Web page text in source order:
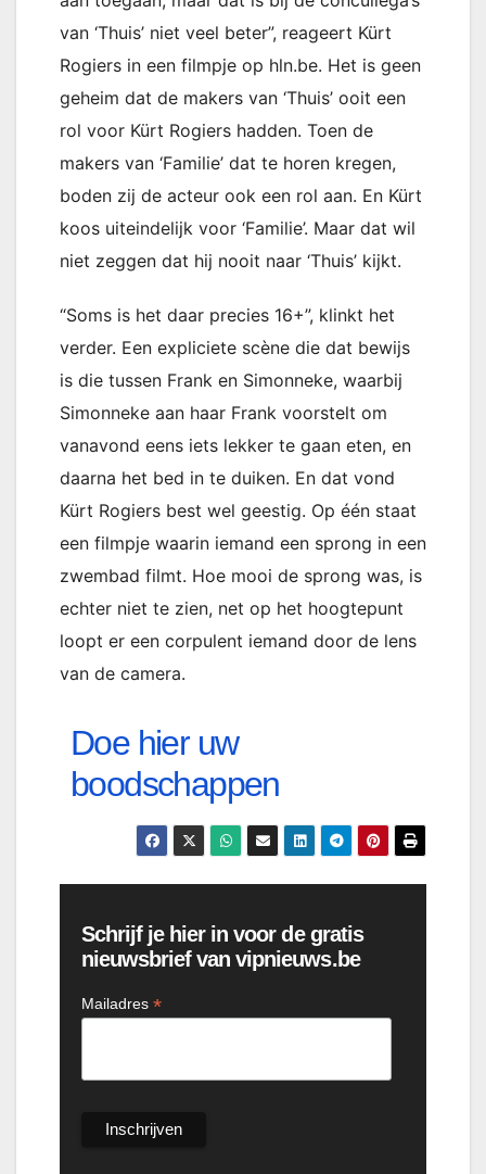
van ‘Thuis’ niet veel beter”, reageert Kürt
Rogiers in een filmpje op hln.be. Het is geen
geheim dat de makers van ‘Thuis’ ooit een
rol voor Kürt Rogiers hadden. Toen de
makers van ‘Familie’ dat te horen kregen,
boden zij de acteur ook een rol aan. En Kürt
koos uiteindelijk voor ‘Familie’. Maar dat wil
niet zeggen dat hij nooit naar ‘Thuis’ kijkt.
“Soms is het daar precies 16+”, klinkt het
verder. Een expliciete scène die dat bewijs
is die tussen Frank en Simonneke, waarbij
Simonneke aan haar Frank voorstelt om
vanavond eens iets lekker te gaan eten, en
daarna het bed in te duiken. En dat vond
Kürt Rogiers best wel geestig. Op één staat
een filmpje waarin iemand een sprong in een
zwembad filmt. Hoe mooi de sprong was, is
echter niet te zien, net op het hoogtepunt
loopt er een corpulent iemand door de lens
van de camera.
Doe hier uw
boodschappen
Schrijf je hier in voor de gratis
nieuwsbrief van vipnieuws.be
Mailadres *